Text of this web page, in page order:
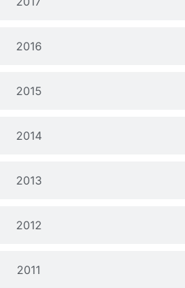
2016
2015
2014
2013
2012
2011